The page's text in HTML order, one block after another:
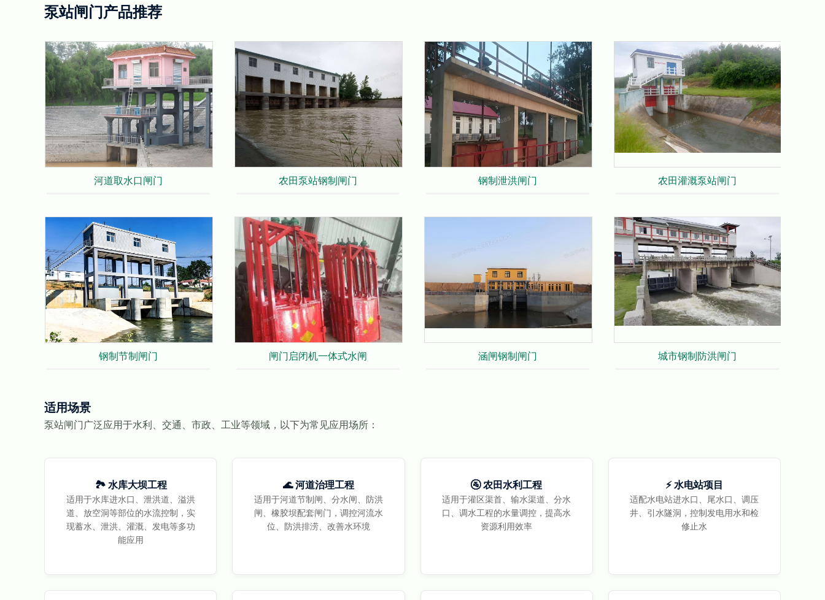
泵站闸门产品推荐
河道取水口闸门 农田泵站钢制闸门 钢制泄洪闸门 农田灌溉泵站闸门
钢制节制闸门 闸门启闭机一体式水闸 涵闸钢制闸门 城市钢制防洪闸门
适用场景
泵站闸门广泛应用于水利、交通、市政、工业等领域，以下为常见应用场所：
🏞️ 水库大坝工程
适用于水库进水口、泄洪道、溢洪
道、放空洞等部位的水流控制，实
现蓄水、泄洪、灌溉、发电等多功
能应用
🌊 河道治理工程
适用于河道节制闸、分水闸、防洪
闸、橡胶坝配套闸门，调控河流水
位、防洪排涝、改善水环境
🚰 农田水利工程
适用于灌区渠首、输水渠道、分水
口、调水工程的水量调控，提高水
资源利用效率
⚡ 水电站项目
适配水电站进水口、尾水口、调压
井、引水隧洞，控制发电用水和检
修止水